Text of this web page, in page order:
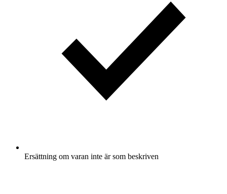
Ersättning om varan inte är som beskriven